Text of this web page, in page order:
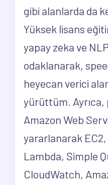
gibi alanlarda da
Yüksek lisans
yapay zeka ve
odaklanarak,
heyecan verici
yürüttüm. Ayrıca,
Amazon Web
yararlanarak
Lambda, Simple
CloudWatch,